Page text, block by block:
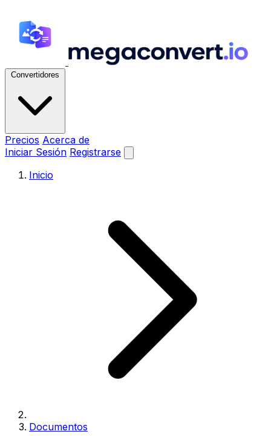
Convertidores
Precios Acerca de
Iniciar Sesión Registrarse
Inicio
Documentos